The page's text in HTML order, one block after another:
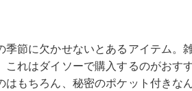
季節に欠かせないとあるアイテム。
これはダイソーで購入するのがおす
はもちろん、秘密のポケット付きな